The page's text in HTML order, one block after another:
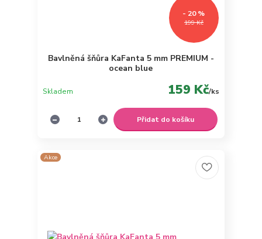
199 Kč
- 20 %
Bavlněná šňůra KaFanta 5 mm PREMIUM -
ocean blue
159 Kč/ks
Skladem
Přidat do košíku
Akce